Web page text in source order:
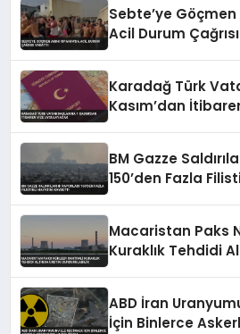
Sebte’ye Göçmen
Acil Durum
Karadağ Türk
Kasım’dan
BM Gazze
150’den Fazla
Macaristan Paks
Kuraklık Tehdidi
ABD İran
İçin Binlerce